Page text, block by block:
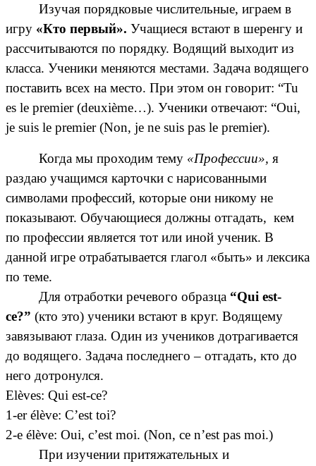
Изучая порядковые числительные, играем в
игру «Кто первый». Учащиеся встают в шеренгу и
рассчитываются по порядку. Водящий выходит из
класса. Ученики меняются местами. Задача водящего
поставить всех на место. При этом он говорит: “Tu
es le premier (deuxième…). Ученики отвечают: “Oui,
je suis le premier (Non, je ne suis pas le premier).
Когда мы проходим тему «Профессии», я
раздаю учащимся карточки с нарисованными
символами профессий, которые они никому не
показывают. Обучающиеся должны отгадать, кем
по профессии является тот или иной ученик. В
данной игре отрабатывается глагол «быть» и лексика
по теме.
Для отработки речевого образца “Qui est-
ce?” (кто это) ученики встают в круг. Водящему
завязывают глаза. Один из учеников дотрагивается
до водящего. Задача последнего – отгадать, кто до
него дотронулся.
Elèves: Qui est-ce?
1-er élève: C’est toi?
2-e élève: Oui, c’est moi. (Non, ce n’est pas moi.)
При изучении притяжательных и